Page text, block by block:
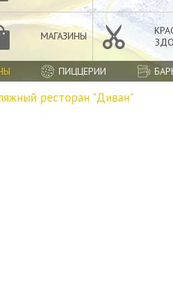
МАГАЗИНЫ
ПИЦЦЕРИИ
ресторан "Диван"